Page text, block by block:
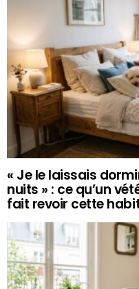
« Je le laissais
nuits » : ce qu’un
fait revoir cette